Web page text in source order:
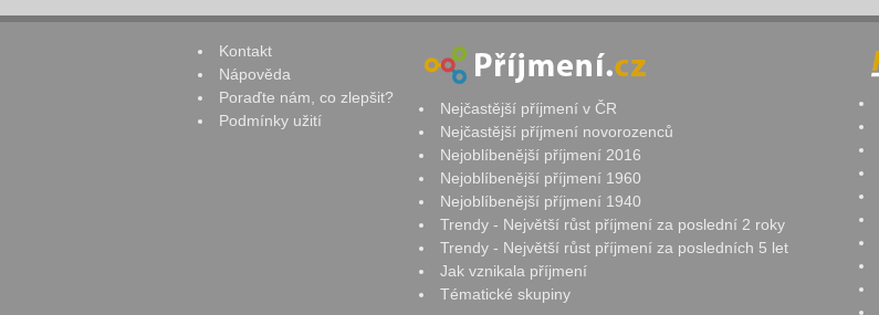
Kontakt
Nápověda
Poraďte nám, co zlepšit?
Podmínky užití
Nejčastější příjmení v ČR
Nejčastější příjmení novorozenců
Nejoblíbenější příjmení 2016
Nejoblíbenější příjmení 1960
Nejoblíbenější příjmení 1940
Trendy - Největší růst příjmení za poslední 2 roky
Trendy - Největší růst příjmení za posledních 5 let
Jak vznikala příjmení
Tématické skupiny